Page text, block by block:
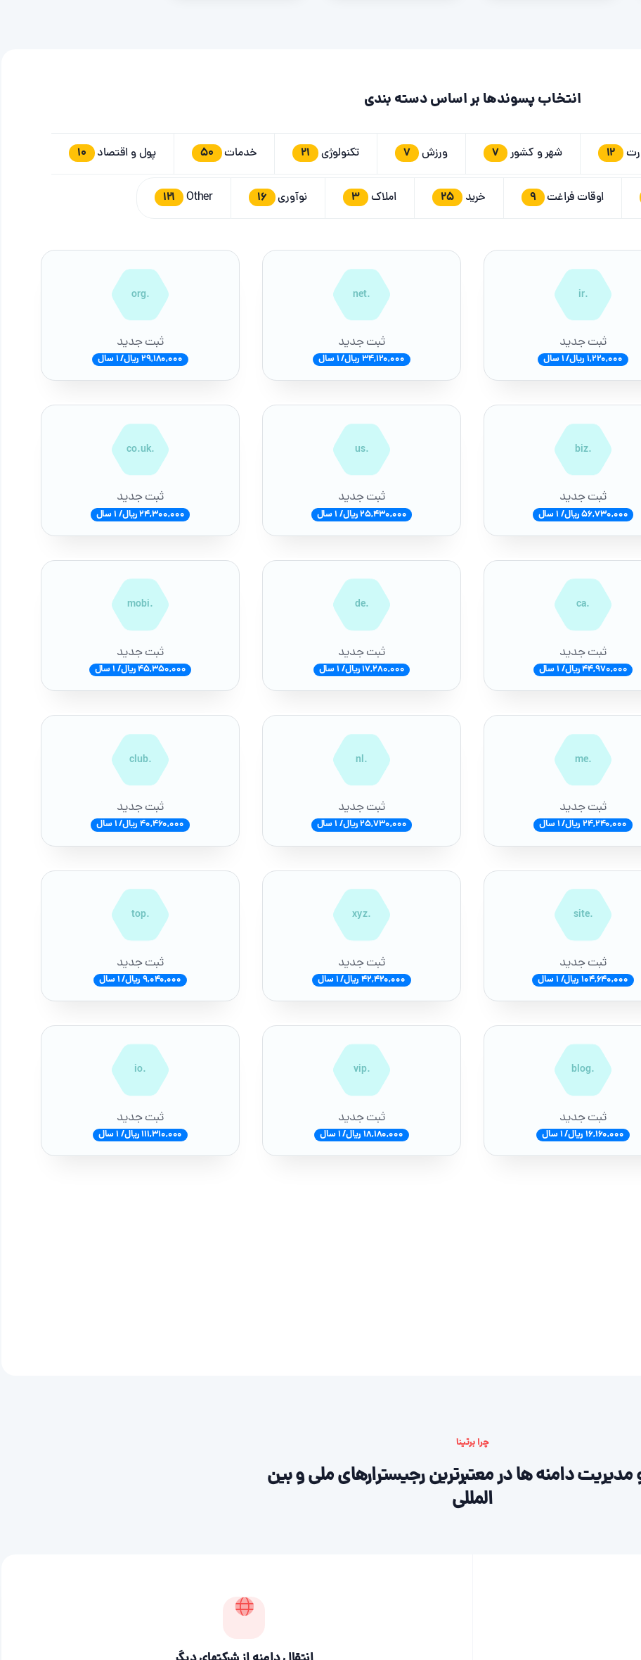
انتخاب پسوندها بر اساس دسته بندی
12 شهر و کشور 7 ورزش 7 تکنولوژی 21 خدمات 50 پول و اقتصاد 10
اوقات فراغت 9 خرید 25 املاک 3 نوآوری 16
Other
121
.ir
ثبت جدید
1,220,000 ریال/ 1 سال
.net
ثبت جدید
34,120,000 ریال/ 1 سال
.org
ثبت جدید
29,180,000 ریال/ 1 سال
.biz
ثبت جدید
56,730,000 ریال/ 1 سال
.us
ثبت جدید
25,430,000 ریال/ 1 سال
.co.uk
ثبت جدید
24,300,000 ریال/ 1 سال
.ca
ثبت جدید
44,970,000 ریال/ 1 سال
.de
ثبت جدید
17,280,000 ریال/ 1 سال
.mobi
ثبت جدید
45,350,000 ریال/ 1 سال
.me
ثبت جدید
24,240,000 ریال/ 1 سال
.nl
ثبت جدید
25,730,000 ریال/ 1 سال
.club
ثبت جدید
40,460,000 ریال/ 1 سال
.site
ثبت جدید
104,640,000 ریال/ 1 سال
.xyz
ثبت جدید
42,420,000 ریال/ 1 سال
.top
ثبت جدید
9,040,000 ریال/ 1 سال
.blog
ثبت جدید
16,160,000 ریال/ 1 سال
.vip
ثبت جدید
18,180,000 ریال/ 1 سال
.io
ثبت جدید
111,310,000 ریال/ 1 سال
چرا برتینا
دامنه ها در معتبرترین رجیسترارهای ملی و بین
المللی